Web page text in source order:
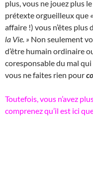
plus, vous ne jouez plus le
prétexte orgueilleux que
affaire !) vous n’êtes plus
la Vie. » Non seulement
d’être humain ordinaire
coresponsable du mal
vous ne faites rien pour
Toutefois, vous n’avez
comprenez qu’il est ici